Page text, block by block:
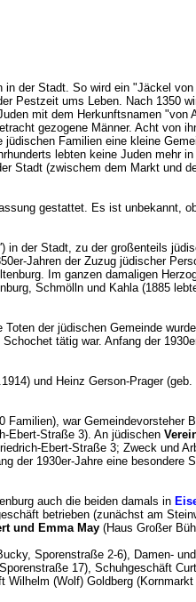
in der Stadt. So wird ein "Jäckel
Pestzeit ums Leben. Nach 1350
mit dem Herkunftsnamen "von
gezogene Männer. Acht von
Familien eine kleine
lebten keine Juden mehr
Stadt (zwischem dem Markt und
gestattet. Es ist unbekannt,
) in der Stadt, zu der großenteils
Jahren der Zuzug jüdischer
Im ganzen damaligen
Schmölln und Kahla (1885
der jüdischen Gemeinde
tätig war. Anfang der
und Heinz Gerson-Prager
war Gemeindevorsteher
Ebert-Straße 3). An jüdischen
Ebert-Straße 3; Zweck und
der 1930er-Jahre eine besondere
auch die beiden damals in
betrieben (zunächst am
und Emma May (Haus Großer
Sporenstraße 2-6), Damen-
17), Schuhgeschäft
(Wolf) Goldberg